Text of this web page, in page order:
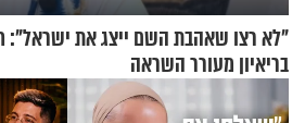
"לא רצו שאהבת השם ייצג את ישראל":
בריאיון מעורר השראה